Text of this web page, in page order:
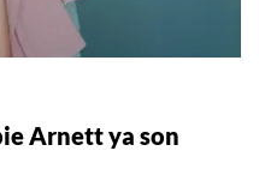
Arnett ya son